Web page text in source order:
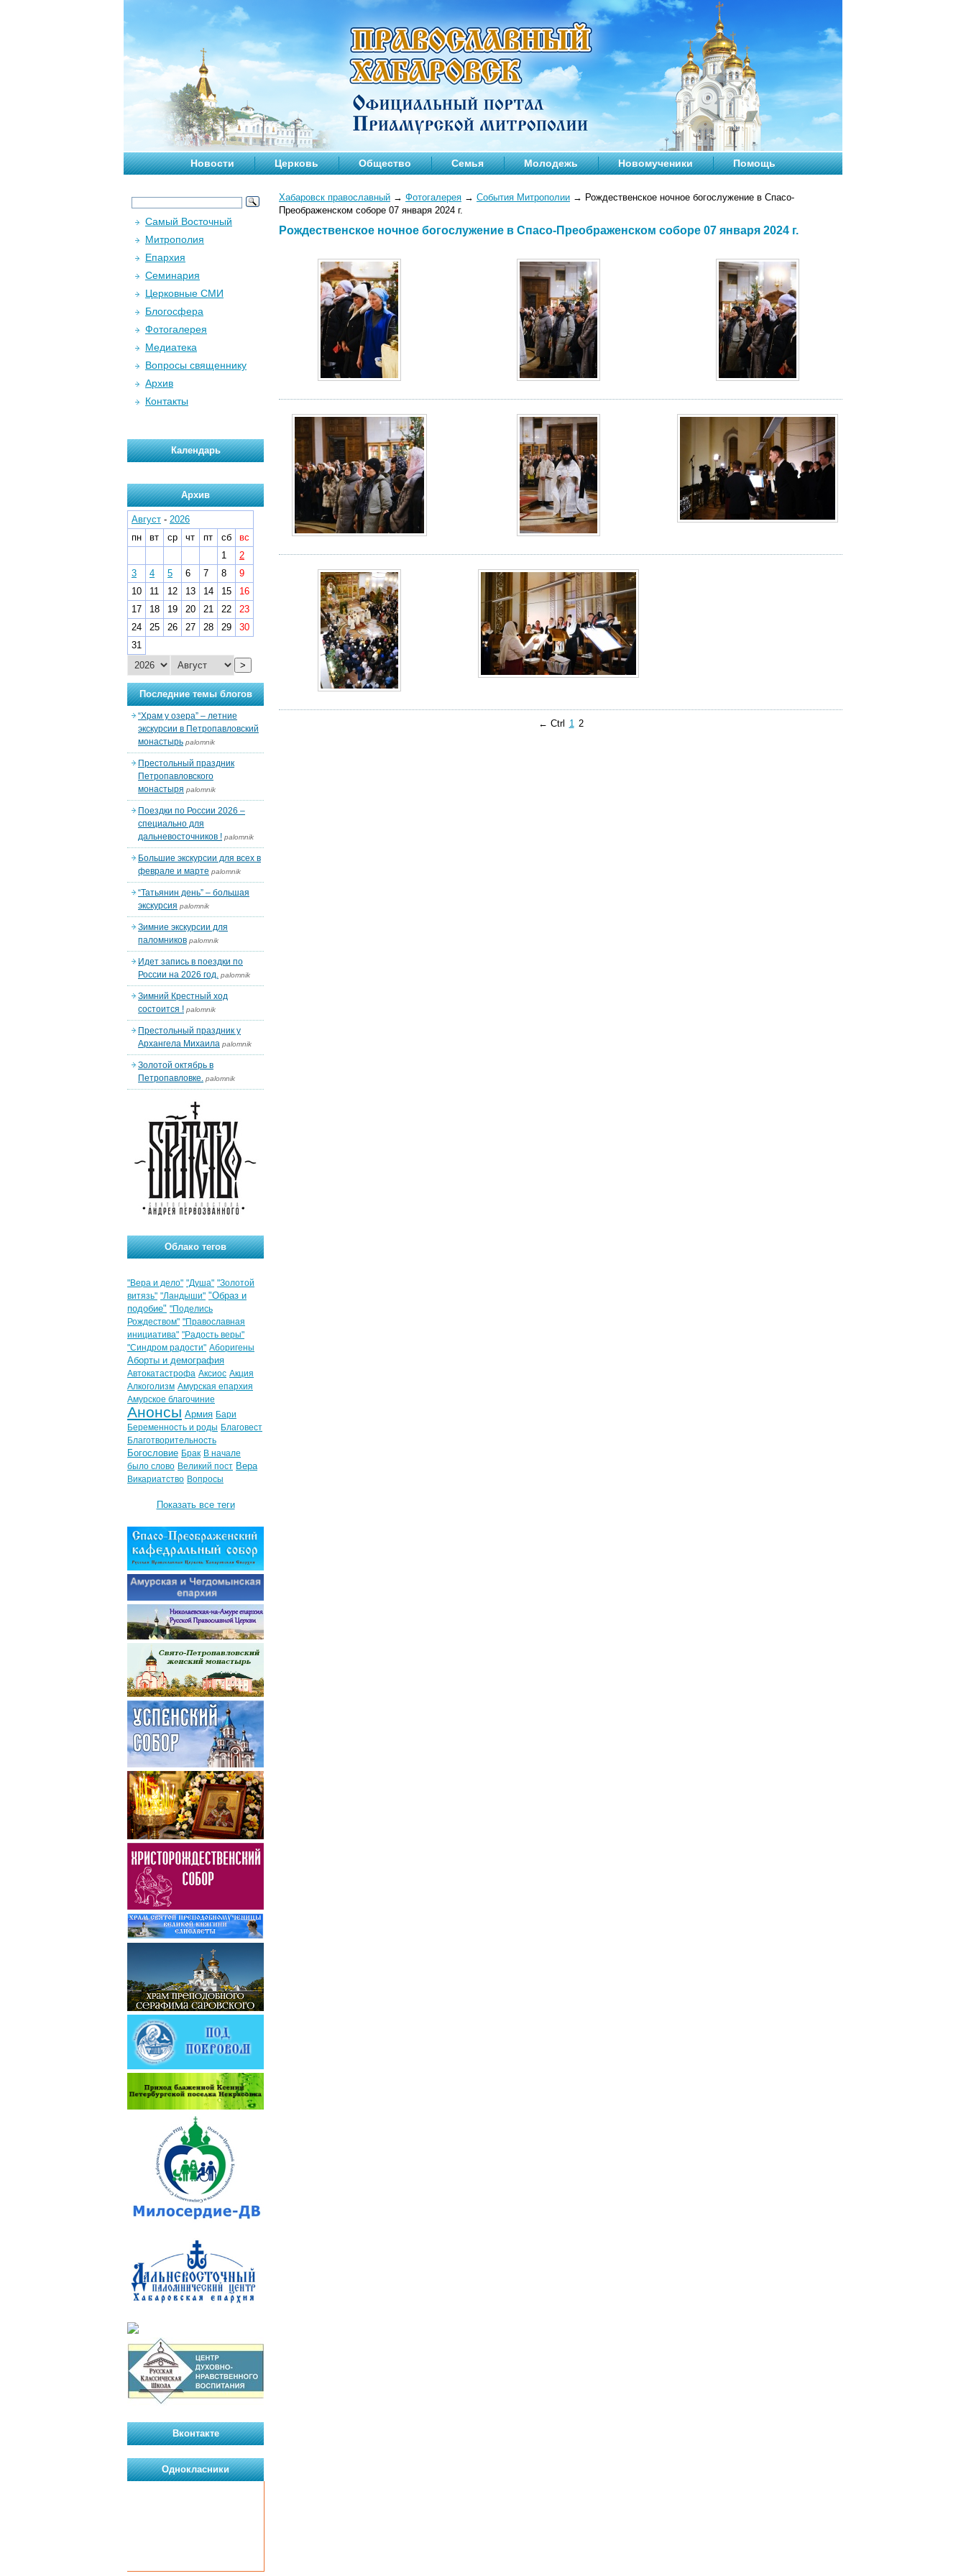
Новости Церковь Общество Семья Молодежь Новомученики Помощь
Хабаровск православный → Фотогалерея → События Митрополии → Рождественское ночное богослужение в Спасо-
Преображенском соборе 07 января 2024 г.
Рождественское ночное богослужение в Спасо-Преображенском соборе 07 января 2024 г.
← Ctrl 1 2
Самый Восточный
Митрополия
Епархия
Семинария
Церковные СМИ
Блогосфера
Фотогалерея
Медиатека
Вопросы священнику
Архив
Контакты
Календарь
Архив
Август - 2026
пн
вт ср чт пт сб
вс
1
2
3
4 5 6 7 8
9
10
11 12 13 14 15
16
17
18 19 20 21 22
23
24
25 26 27 28 29
30
31
>
Последние темы блогов
“Храм у озера” – летние
экскурсии в Петропавловский
монастырь palomnik
Престольный праздник
Петропавловского
монастыря palomnik
Поездки по России 2026 –
специально для
дальневосточников ! palomnik
Большие экскурсии для всех в
феврале и марте palomnik
“Татьянин день” – большая
экскурсия palomnik
Зимние экскурсии для
паломников palomnik
Идет запись в поездки по
России на 2026 год. palomnik
Зимний Крестный ход
состоится ! palomnik
Престольный праздник у
Архангела Михаила palomnik
Золотой октябрь в
Петропавловке. palomnik
Облако тегов
"Вера и дело" "Душа" "Золотой
витязь" "Ландыши" "Образ и
подобие" "Поделись
Рождеством" "Православная
инициатива" "Радость веры"
"Синдром радости" Аборигены
Аборты и демография
Автокатастрофа Аксиос Акция
Алкоголизм Амурская епархия
Амурское благочиние
Анонсы Армия Бари
Беременность и роды Благовест
Благотворительность
Богословие Брак В начале
было слово Великий пост Вера
Викариатство Вопросы
Показать все теги
Вконтакте
Однокласники